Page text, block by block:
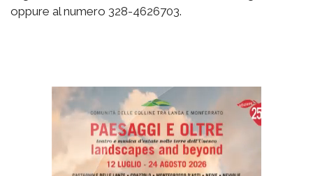
oppure al numero 328-4626703.